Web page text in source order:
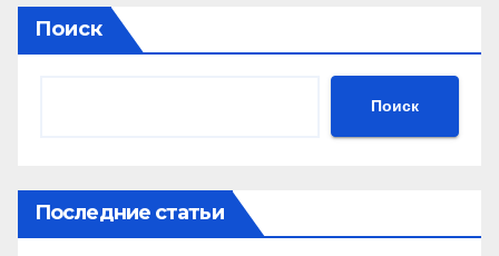
Поиск
Поиск
Последние статьи